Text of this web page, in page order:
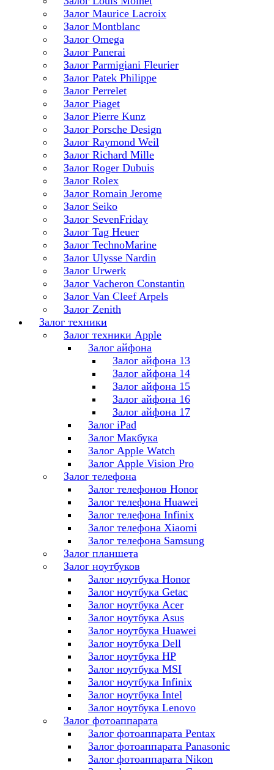
Залог Maurice Lacroix
Залог Montblanc
Залог Omega
Залог Panerai
Залог Parmigiani Fleurier
Залог Patek Philippe
Залог Perrelet
Залог Piaget
Залог Pierre Kunz
Залог Porsche Design
Залог Raymond Weil
Залог Richard Mille
Залог Roger Dubuis
Залог Rolex
Залог Romain Jerome
Залог Seiko
Залог SevenFriday
Залог Tag Heuer
Залог TechnoMarine
Залог Ulysse Nardin
Залог Urwerk
Залог Vacheron Constantin
Залог Van Cleef Arpels
Залог Zenith
Залог техники
Залог техники Apple
Залог айфона
Залог айфона 13
Залог айфона 14
Залог айфона 15
Залог айфона 16
Залог айфона 17
Залог iPad
Залог Макбука
Залог Apple Watch
Залог Apple Vision Pro
Залог телефона
Залог телефонов Honor
Залог телефона Huawei
Залог телефона Infinix
Залог телефона Xiaomi
Залог телефона Samsung
Залог планшета
Залог ноутбуков
Залог ноутбука Honor
Залог ноутбука Getac
Залог ноутбука Acer
Залог ноутбука Asus
Залог ноутбука Huawei
Залог ноутбука Dell
Залог ноутбука HP
Залог ноутбука MSI
Залог ноутбука Infinix
Залог ноутбука Intel
Залог ноутбука Lenovo
Залог фотоаппарата
Залог фотоаппарата Pentax
Залог фотоаппарата Panasonic
Залог фотоаппарата Nikon